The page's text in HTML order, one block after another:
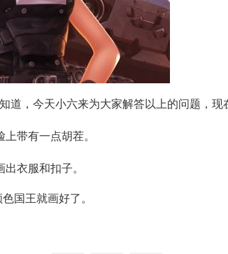
道，今天小六来为大家解答以上的问题，现
带有一点胡茬。
衣服和扣子。
国王就画好了。